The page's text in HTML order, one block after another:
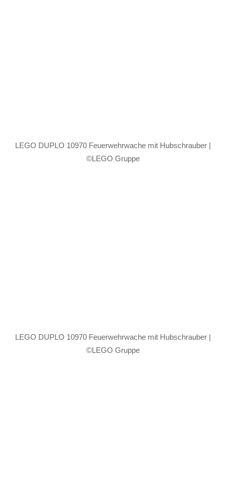
LEGO DUPLO 10970 Feuerwehrwache mit Hubschrauber |
©LEGO Gruppe
LEGO DUPLO 10970 Feuerwehrwache mit Hubschrauber |
©LEGO Gruppe